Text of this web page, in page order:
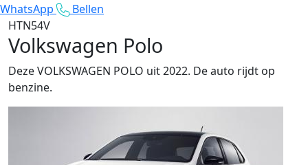
WhatsApp
Bellen
HTN54V
Volkswagen Polo
Deze VOLKSWAGEN POLO uit 2022. De auto rijdt op
benzine.